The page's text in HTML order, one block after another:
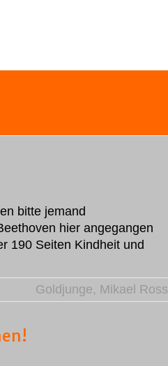
bitte jemand
hier angegangen
190 Seiten Kindheit und
Goldjunge, Mikael Ross